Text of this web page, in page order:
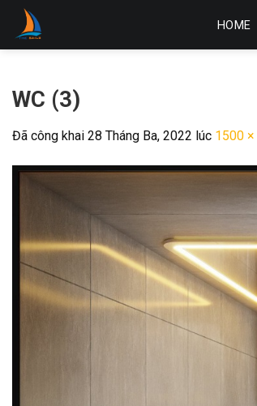
Skip
content
HOME
WC (3)
Đã công khai 28 Tháng Ba, 2022 lúc 1500